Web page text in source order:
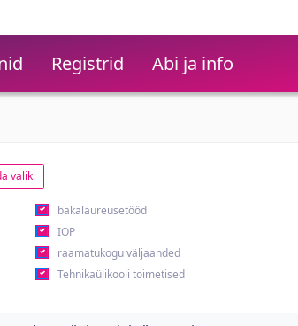
Registrid Abi ja info
valik
bakalaureusetööd
IOP
raamatukogu väljaanded
Tehnikaülikooli toimetised